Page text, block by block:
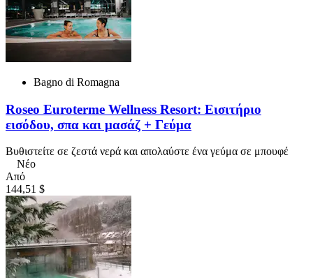
Bagno di Romagna
Roseo Euroterme Wellness Resort: Εισιτήριο
εισόδου, σπα και μασάζ + Γεύμα
Βυθιστείτε σε ζεστά νερά και απολαύστε ένα γεύμα σε μπουφέ
Νέο
Από
144,51 $